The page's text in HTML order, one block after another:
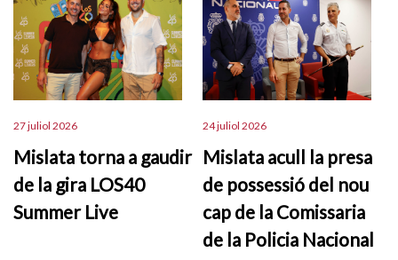
27 juliol 2026
Mislata torna a gaudir
de la gira LOS40
Summer Live
24 juliol 2026
Mislata acull la presa
de possessió del nou
cap de la Comissaria
de la Policia Nacional